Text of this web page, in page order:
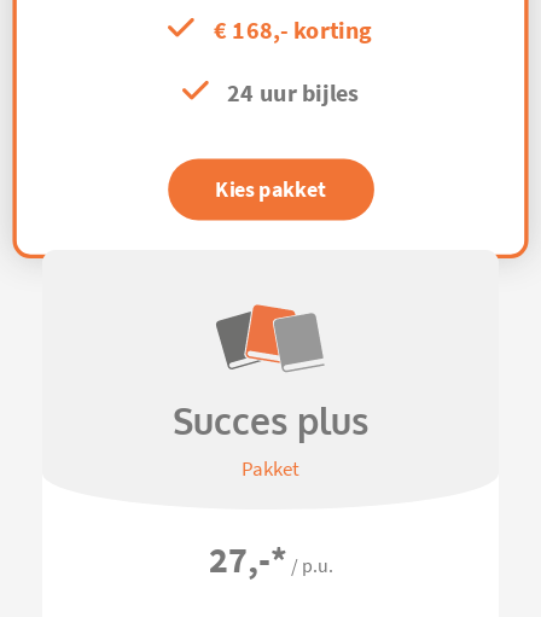
€ 168,- korting
24 uur bijles
Kies pakket
Succes plus
Pakket
27,-* / p.u.